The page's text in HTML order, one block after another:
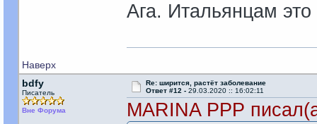
Ага. Итальянцам это
Наверх
bdfy
Писатель
Вне Форума
Re: ширится, растёт заболевание
Ответ #12 - 29.03.2020 :: 16:02:11
MARINA PPP